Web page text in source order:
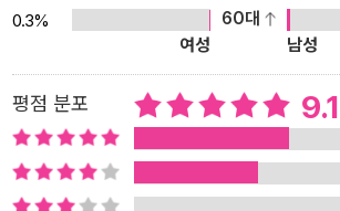
기 속에서 자신의 길을 찾기 위해 방황했다. 그
필요로 하는 ‘쓸모 있는 사람’으로 만들기 위해
되고 싶은 자신의 꿈을 이루기 위해 낮에는 서
에는 작품을 썼다. 1904년 출간한 첫 장편소설 『
문학적으로 큰 성공을 거두며 헤세는 전업작가
후 꾸준히 독창적인 작품세계를 펼쳐나가
벨문학상을 수상했다. 그의 작품은 60개 이상
0.3%
60대
여성
남성
평점 분포 9.1